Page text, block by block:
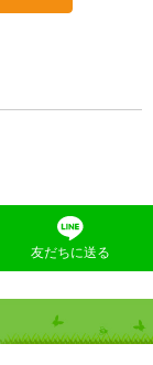
友だちに送る